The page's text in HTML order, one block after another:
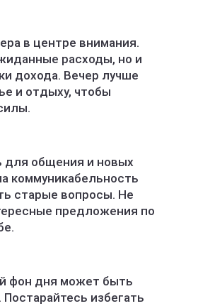
в центре внимания.
расходы, но и
дохода. Вечер лучше
и отдыху, чтобы
для общения и новых
коммуникабельность
старые вопросы. Не
предложения по
фон дня может быть
избегать